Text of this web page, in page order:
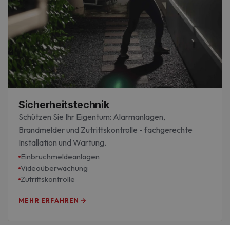
Sicherheitstechnik
Schützen Sie Ihr Eigentum: Alarmanlagen,
Brandmelder und Zutrittskontrolle - fachgerechte
Installation und Wartung.
Einbruchmeldeanlagen
Videoüberwachung
Zutrittskontrolle
MEHR ERFAHREN